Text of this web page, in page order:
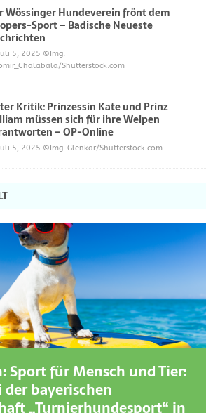
Wössinger Hundeverein frönt dem
Sport – Badische Neueste
5, 2025 ©Img.
Shutterstock.com
Kritik: Prinzessin Kate und Prinz
müssen sich für ihre Welpen
– OP-Online
5, 2025 ©Img. Glenkar/Shutterstock.com
Sport für Mensch und Tier:
der bayerischen
„Turnierhundesport“ in